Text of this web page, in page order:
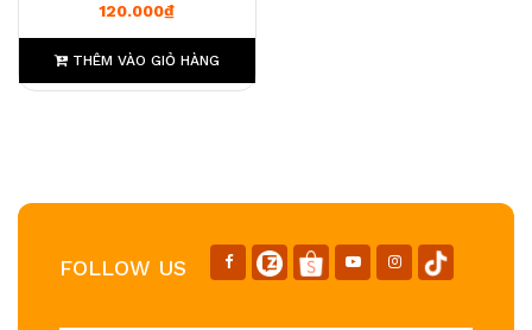
120.000₫
THÊM VÀO GIỎ HÀNG
FOLLOW US